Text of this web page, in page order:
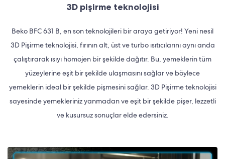
3D pişirme teknolojisi
Beko BFC 631 B, en son teknolojileri bir araya getiriyor! Yeni nesil
3D Pişirme teknolojisi, fırının alt, üst ve turbo ısıtıcılarını aynı anda
çalıştırarak ısıyı homojen bir şekilde dağıtır. Bu, yemeklerin tüm
yüzeylerine eşit bir şekilde ulaşmasını sağlar ve böylece
yemeklerin ideal bir şekilde pişmesini sağlar. 3D Pişirme teknolojisi
sayesinde yemekleriniz yanmadan ve eşit bir şekilde pişer, lezzetli
ve kusursuz sonuçlar elde edersiniz.